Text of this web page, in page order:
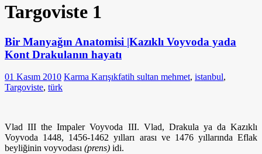
Targoviste 1
Bir Manyağın Anatomisi |Kazıklı Voyvoda yada
Kont Drakulanın hayatı
01 Kasım 2010 Karma Karışıkfatih sultan mehmet, istanbul,
Targoviste, türk
Vlad III the Impaler Voyvoda III. Vlad, Drakula ya da Kazıklı
Voyvoda 1448, 1456-1462 yılları arası ve 1476 yıllarında Eflak
beyliğinin voyvodası (prens) idi.